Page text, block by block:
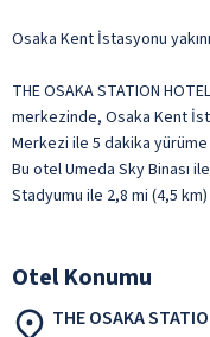
Osaka Kent İstasyonu
THE OSAKA STATION
merkezinde, Osaka Kent
Merkezi ile 5 dakika yürüme
Bu otel Umeda Sky Binası
Stadyumu ile 2,8 mi (4,5
Otel Konumu
THE OSAKA